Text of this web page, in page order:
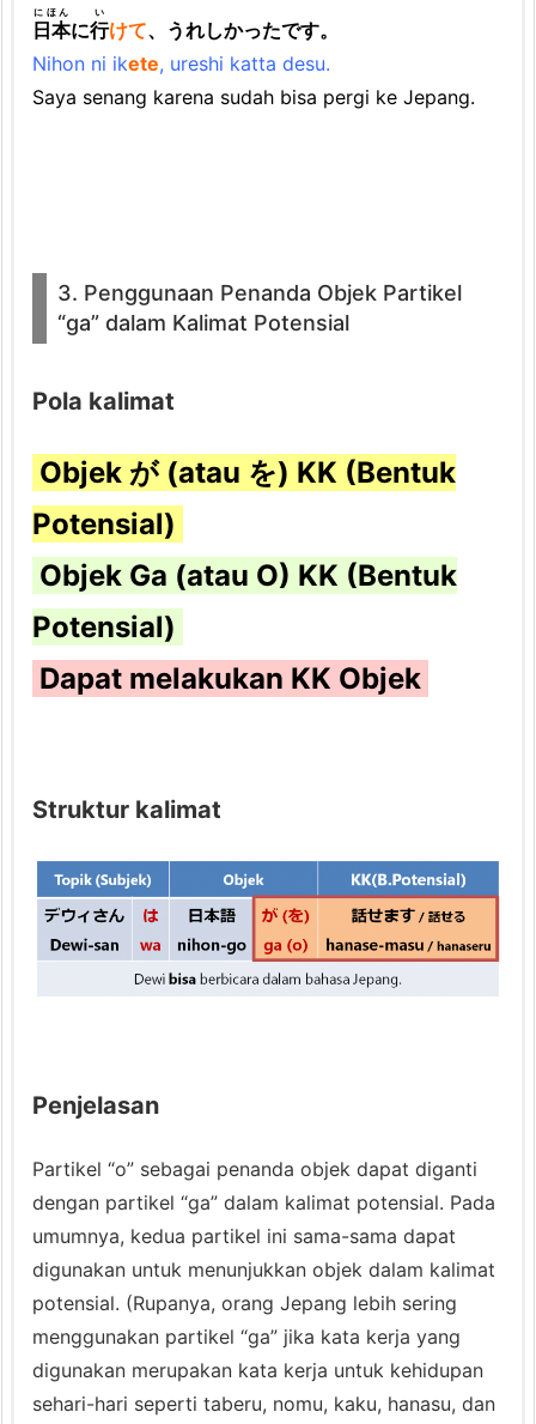
日本
にほん
に行
い
けて、うれしかったです。
Nihon ni ikete, ureshi katta desu.
Saya senang karena sudah bisa pergi ke Jepang.
3. Penggunaan Penanda Objek Partikel
“ga” dalam Kalimat Potensial
Pola kalimat
Objek が (atau を) KK (Bentuk
Potensial)
Objek Ga (atau O) KK (Bentuk
Potensial)
Dapat melakukan KK Objek
Struktur kalimat
Penjelasan
Partikel “o” sebagai penanda objek dapat diganti
dengan partikel “ga” dalam kalimat potensial. Pada
umumnya, kedua partikel ini sama-sama dapat
digunakan untuk menunjukkan objek dalam kalimat
potensial. (Rupanya, orang Jepang lebih sering
menggunakan partikel “ga” jika kata kerja yang
digunakan merupakan kata kerja untuk kehidupan
sehari-hari seperti taberu, nomu, kaku, hanasu, dan